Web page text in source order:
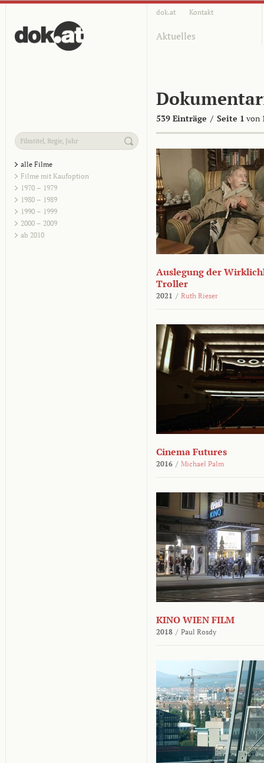
dok.at Kontakt
Aktuelles
539 Einträge / Seite 1 von
alle Filme
Filme mit Kaufoption
1970 – 1979
1980 – 1989
1990 – 1999
2000 – 2009
ab 2010
Auslegung der
Troller
2021 / Ruth Rieser
Cinema Futures
2016 / Michael Palm
KINO WIEN FILM
2018 / Paul Rosdy